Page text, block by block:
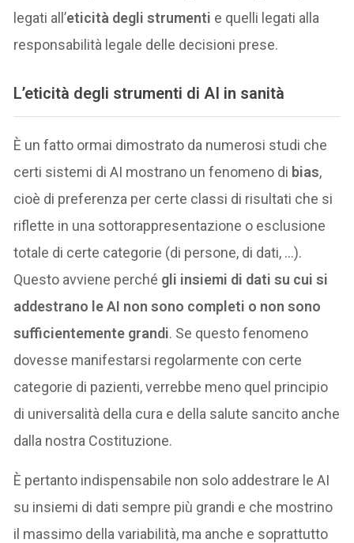
legati all’eticità degli strumenti e quelli legati alla
responsabilità legale delle decisioni prese.
L’eticità degli strumenti di AI in sanità
È un fatto ormai dimostrato da numerosi studi che
certi sistemi di AI mostrano un fenomeno di bias,
cioè di preferenza per certe classi di risultati che si
riflette in una sottorappresentazione o esclusione
totale di certe categorie (di persone, di dati, …).
Questo avviene perché gli insiemi di dati su cui si
addestrano le AI non sono completi o non sono
sufficientemente grandi. Se questo fenomeno
dovesse manifestarsi regolarmente con certe
categorie di pazienti, verrebbe meno quel principio
di universalità della cura e della salute sancito anche
dalla nostra Costituzione.
È pertanto indispensabile non solo addestrare le AI
su insiemi di dati sempre più grandi e che mostrino
il massimo della variabilità, ma anche e soprattutto